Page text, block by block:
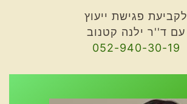
לקביעת פגישת ייעוץ
עם ד''ר ילנה קטנוב
052-940-30-19